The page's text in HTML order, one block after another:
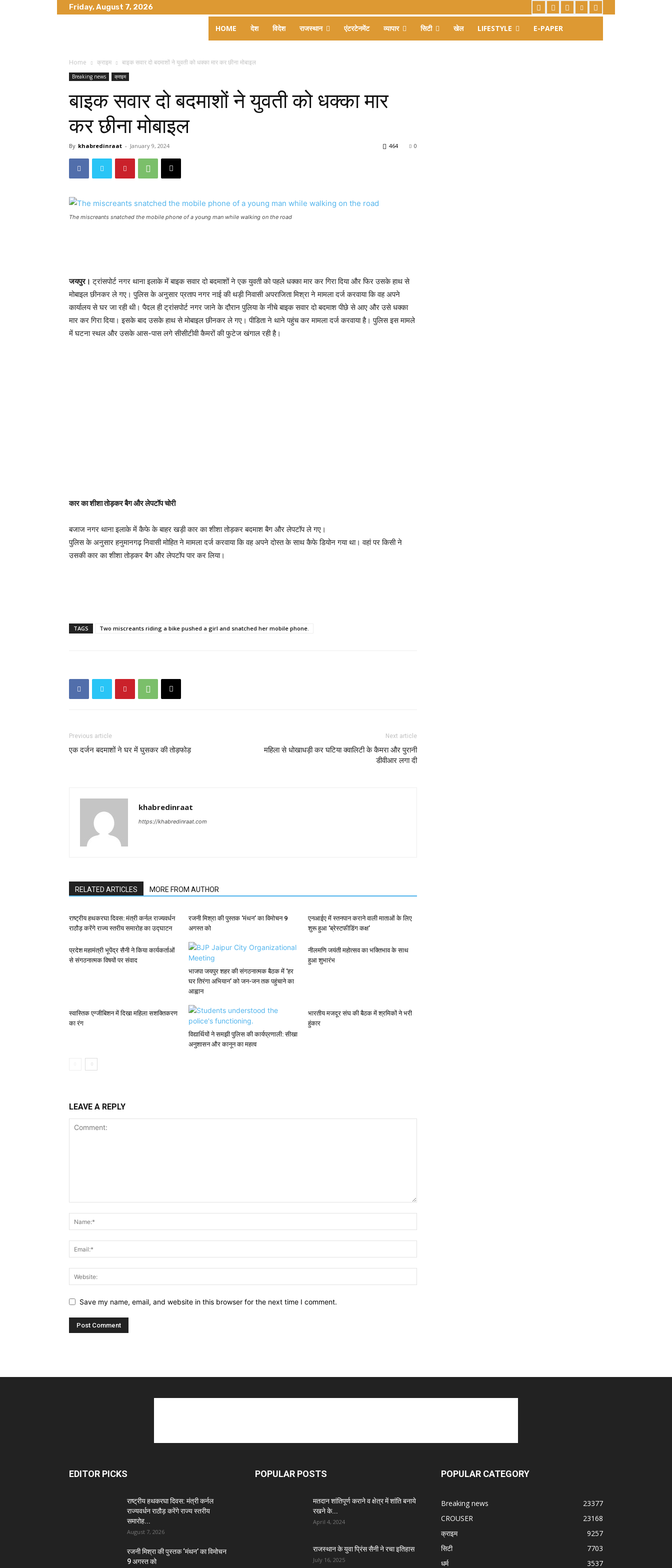
Friday, August 7, 2026
HOME देश विदेश राजस्थान एंटरटेनमेंट व्यापार सिटी खेल LIFESTYLE E-PAPER
Home क्राइम बाइक सवार दो बदमाशों ने युवती को धक्का मार कर छीना मोबाइल
Breaking news क्राइम
बाइक सवार दो बदमाशों ने युवती को धक्का मार
कर छीना मोबाइल
By khabredinraat - January 9, 2024 0
464
The miscreants snatched the mobile phone of a young man while walking on the road
जयपुर। ट्रांसपोर्ट नगर थाना इलाके में बाइक सवार दो बदमाशों ने एक युवती को पहले धक्का मार कर गिरा दिया और फिर उसके हाथ से
मोबाइल छीनकर ले गए। पुलिस के अनुसार प्रताप नगर नाई की थड़ी निवासी अपराजिता मिश्रा ने मामला दर्ज करवाया कि वह अपने
कार्यालय से घर जा रही थी। पैदल ही ट्रांसपोर्ट नगर जाने के दौरान पुलिया के नीचे बाइक सवार दो बदमाश पीछे से आए और उसे धक्का
मार कर गिरा दिया। इसके बाद उसके हाथ से मोबाइल छीनकर ले गए। पीडिता ने थाने पहुंच कर मामला दर्ज करवाया है। पुलिस इस मामले
में घटना स्थल और उसके आस-पास लगे सीसीटीवी कैमरों की फुटेज खंगाल रही है।
कार का शीशा तोड़कर बैग और लेपटॉप चोरी
बजाज नगर थाना इलाके में कैफे के बाहर खड़ी कार का शीशा तोड़कर बदमाश बैग और लेपटॉप ले गए।
पुलिस के अनुसार हनुमानगढ़ निवासी मोहित ने मामला दर्ज करवाया कि वह अपने दोस्त के साथ कैफे डियोन गया था। वहां पर किसी ने
उसकी कार का शीशा तोड़कर बैग और लेपटॉप पार कर लिया।
TAGS Two miscreants riding a bike pushed a girl and snatched her mobile phone.
Previous article
एक दर्जन बदमाशों ने घर में घुसकर की तोड़फोड़
Next article
महिला से धोखाधड़ी कर घटिया क्वालिटी के कैमरा और पुरानी
डीवीआर लगा दी
khabredinraat
https://khabredinraat.com
RELATED ARTICLES MORE FROM AUTHOR
राष्ट्रीय हथकरघा दिवस: मंत्री कर्नल राज्यवर्धन
राठौड़ करेंगे राज्य स्तरीय समारोह का उद्घाटन
रजनी मिश्रा की पुस्तक ‘मंथन’ का विमोचन 9
अगस्त को
एनआईए में स्तनपान कराने वाली माताओं के लिए
शुरू हुआ ‘ब्रेस्टफीडिंग कक्ष’
प्रदेश महामंत्री भूपेंद्र सैनी ने किया कार्यकर्ताओं
से संगठनात्मक विषयों पर संवाद
भाजपा जयपुर शहर की संगठनात्मक बैठक में ‘हर
घर तिरंगा अभियान’ को जन-जन तक पहुंचाने का
आह्वान
नीलमणि जयंती महोत्सव का भक्तिभाव के साथ
हुआ शुभारंभ
स्वास्तिक एग्जीबिशन में दिखा महिला सशक्तिकरण
का रंग
विद्यार्थियों ने समझी पुलिस की कार्यप्रणाली: सीखा
अनुशासन और कानून का महत्व
भारतीय मजदूर संघ की बैठक में श्रमिकों ने भरी
हुंकार
LEAVE A REPLY
Save my name, email, and website in this browser for the next time I comment.
EDITOR PICKS
राष्ट्रीय हथकरघा दिवस: मंत्री कर्नल
राज्यवर्धन राठौड़ करेंगे राज्य स्तरीय
समारोह...
August 7, 2026
रजनी मिश्रा की पुस्तक ‘मंथन’ का विमोचन
9 अगस्त को
POPULAR POSTS
मतदान शांतिपूर्ण कराने व क्षेत्र में शांति बनाये
रखने के...
April 4, 2024
राजस्थान के युवा प्रिंस सैनी ने रचा इतिहास
July 16, 2025
POPULAR CATEGORY
Breaking news
23377
CROUSER
23168
क्राइम
9257
सिटी
7703
धर्म
3537